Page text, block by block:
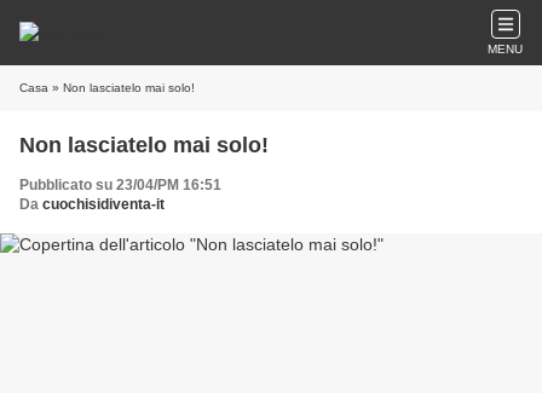
MENU
Casa » Non lasciatelo mai solo!
Non lasciatelo mai solo!
Pubblicato su 23/04/PM 16:51
Da cuochisidiventa-it